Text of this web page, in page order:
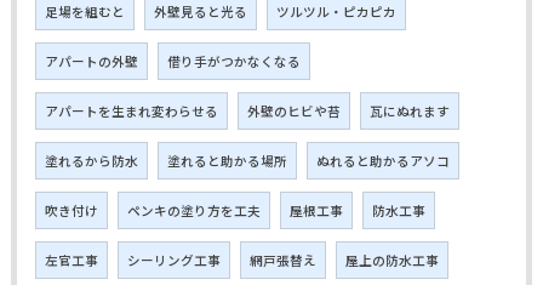
足場を組むと 外壁見ると光る ツルツル・ピカピカ
アパートの外壁 借り手がつかなくなる
アパートを生まれ変わらせる 外壁のヒビや苔 瓦にぬれます
塗れるから防水 塗れると助かる場所 ぬれると助かるアソコ
吹き付け ペンキの塗り方を工夫 屋根工事 防水工事
左官工事 シーリング工事 網戸張替え 屋上の防水工事